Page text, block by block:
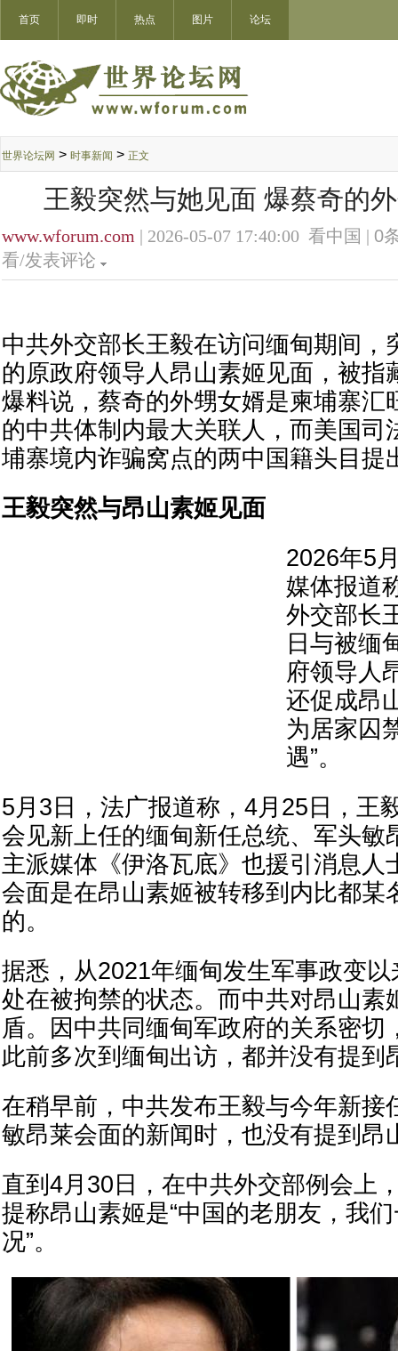
首页 即时 热点 图片 论坛
世界论坛网 > 时事新闻 > 正文
王毅突然与她见面 爆蔡奇的
www.wforum.com | 2026-05-07 17:40:00 看中国 | 0
看/发表评论
中共外交部长王毅在访问缅甸期间，
的原政府领导人昂山素姬见面，被指
爆料说，蔡奇的外甥女婿是柬埔寨汇
的中共体制内最大关联人，而美国司
埔寨境内诈骗窝点的两中国籍头目提
王毅突然与昂山素姬见面
2026年5
媒体报道
外交部长
日与被缅
府领导人
还促成昂
为居家囚
遇”。
5月3日，法广报道称，4月25日，王
会见新上任的缅甸新任总统、军头敏
主派媒体《伊洛瓦底》也援引消息人
会面是在昂山素姬被转移到内比都某
的。
据悉，从2021年缅甸发生军事政变
处在被拘禁的状态。而中共对昂山素
盾。因中共同缅甸军政府的关系密切
此前多次到缅甸出访，都并没有提到
在稍早前，中共发布王毅与今年新接
敏昂莱会面的新闻时，也没有提到昂
直到4月30日，在中共外交部例会上
提称昂山素姬是“中国的老朋友，我
况”。